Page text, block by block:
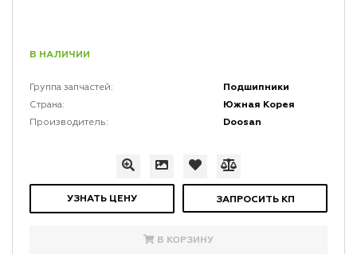
В НАЛИЧИИ
Группа запчастей: Подшипники
Страна: Южная Корея
Производитель: Doosan
УЗНАТЬ ЦЕНУ ЗАПРОСИТЬ КП
В КОРЗИНУ